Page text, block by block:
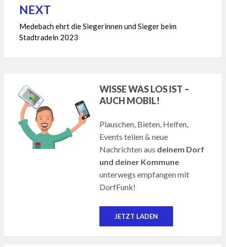
NEXT
Medebach ehrt die Siegerinnen und Sieger beim
Stadtradeln 2023
WISSE WAS LOS IST –
AUCH MOBIL!
Plauschen, Bieten, Helfen,
Events teilen & neue
Nachrichten aus deinem Dorf
und deiner Kommune
unterwegs empfangen mit
DorfFunk!
JETZT LADEN